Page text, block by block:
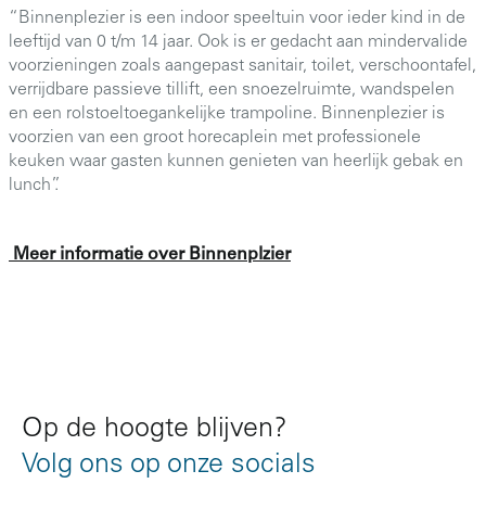
“Binnenplezier is een indoor speeltuin voor ieder kind in de
leeftijd van 0 t/m 14 jaar. Ook is er gedacht aan mindervalide
voorzieningen zoals aangepast sanitair, toilet, verschoontafel,
verrijdbare passieve tillift, een snoezelruimte, wandspelen
en een rolstoeltoegankelijke trampoline. Binnenplezier is
voorzien van een groot horecaplein met professionele
keuken waar gasten kunnen genieten van heerlijk gebak en
lunch”.
Meer informatie over Binnenplzier
Op de hoogte blijven?
Volg ons op onze socials